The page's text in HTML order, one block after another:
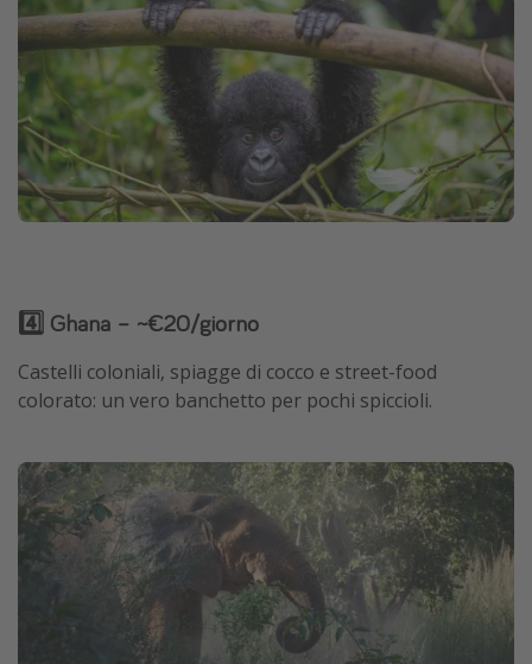
4️⃣ Ghana – ~€20/giorno
Castelli coloniali, spiagge di cocco e street-food
colorato: un vero banchetto per pochi spiccioli.